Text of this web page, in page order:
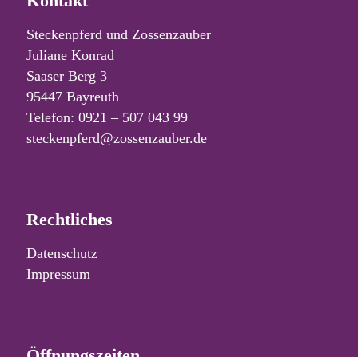
Steckenpferd und Zossenzauber
Juliane Konrad
Saaser Berg 3
95447 Bayreuth
Telefon: 0921 – 507 043 99
steckenpferd@zossenzauber.de
Rechtliches
Datenschutz
Impressum